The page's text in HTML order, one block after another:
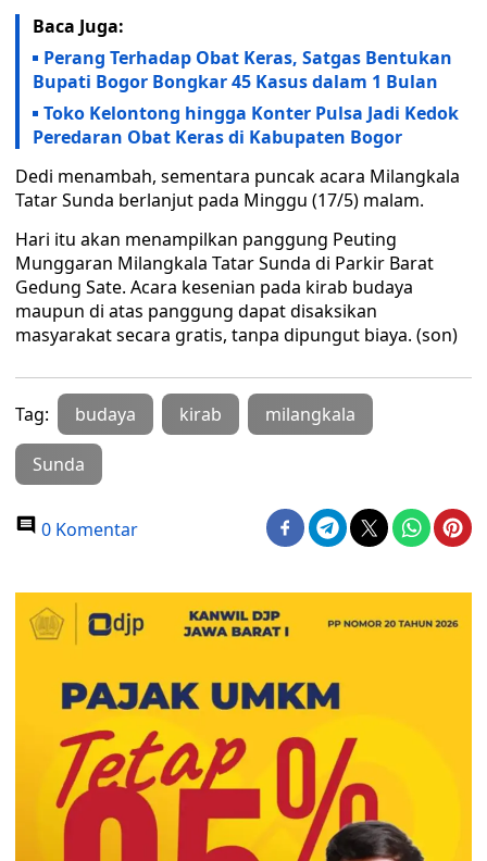
Baca Juga:
Perang Terhadap Obat Keras, Satgas Bentukan
Bupati Bogor Bongkar 45 Kasus dalam 1 Bulan
Toko Kelontong hingga Konter Pulsa Jadi Kedok
Peredaran Obat Keras di Kabupaten Bogor
Dedi menambah, sementara puncak acara Milangkala
Tatar Sunda berlanjut pada Minggu (17/5) malam.
Hari itu akan menampilkan panggung Peuting
Munggaran Milangkala Tatar Sunda di Parkir Barat
Gedung Sate. Acara kesenian pada kirab budaya
maupun di atas panggung dapat disaksikan
masyarakat secara gratis, tanpa dipungut biaya. (son)
Tag: budaya kirab milangkala
Sunda
0 Komentar